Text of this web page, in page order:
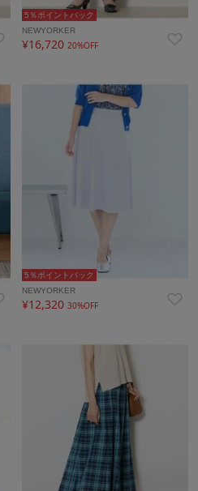
5％ポイントバック
NEWYORKER
¥16,720 20%OFF
5％ポイントバック
NEWYORKER
¥12,320 30%OFF